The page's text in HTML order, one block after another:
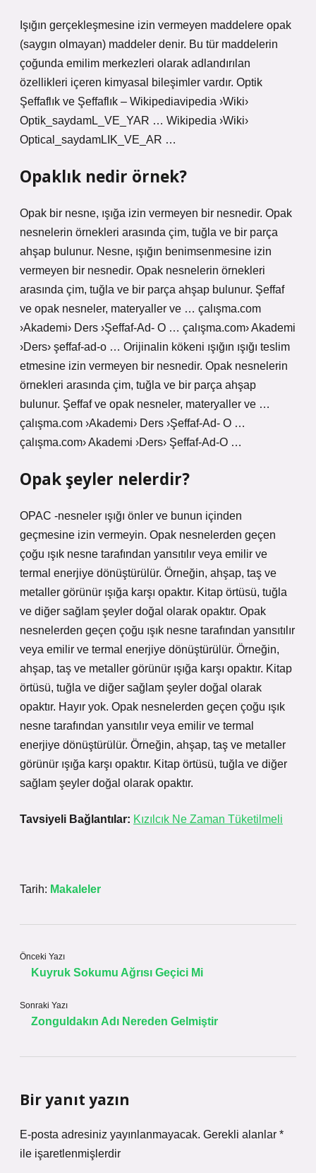
Işığın gerçekleşmesine izin vermeyen maddelere opak
(saygın olmayan) maddeler denir. Bu tür maddelerin
çoğunda emilim merkezleri olarak adlandırılan
özellikleri içeren kimyasal bileşimler vardır. Optik
Şeffaflık ve Şeffaflık – Wikipediavipedia ›Wiki›
Optik_saydamL_VE_YAR … Wikipedia ›Wiki›
Optical_saydamLIK_VE_AR …
Opaklık nedir örnek?
Opak bir nesne, ışığa izin vermeyen bir nesnedir. Opak
nesnelerin örnekleri arasında çim, tuğla ve bir parça
ahşap bulunur. Nesne, ışığın benimsenmesine izin
vermeyen bir nesnedir. Opak nesnelerin örnekleri
arasında çim, tuğla ve bir parça ahşap bulunur. Şeffaf
ve opak nesneler, materyaller ve … çalışma.com
›Akademi› Ders ›Şeffaf-Ad- O … çalışma.com› Akademi
›Ders› şeffaf-ad-o … Orijinalin kökeni ışığın ışığı teslim
etmesine izin vermeyen bir nesnedir. Opak nesnelerin
örnekleri arasında çim, tuğla ve bir parça ahşap
bulunur. Şeffaf ve opak nesneler, materyaller ve …
çalışma.com ›Akademi› Ders ›Şeffaf-Ad- O …
çalışma.com› Akademi ›Ders› Şeffaf-Ad-O …
Opak şeyler nelerdir?
OPAC -nesneler ışığı önler ve bunun içinden
geçmesine izin vermeyin. Opak nesnelerden geçen
çoğu ışık nesne tarafından yansıtılır veya emilir ve
termal enerjiye dönüştürülür. Örneğin, ahşap, taş ve
metaller görünür ışığa karşı opaktır. Kitap örtüsü, tuğla
ve diğer sağlam şeyler doğal olarak opaktır. Opak
nesnelerden geçen çoğu ışık nesne tarafından yansıtılır
veya emilir ve termal enerjiye dönüştürülür. Örneğin,
ahşap, taş ve metaller görünür ışığa karşı opaktır. Kitap
örtüsü, tuğla ve diğer sağlam şeyler doğal olarak
opaktır. Hayır yok. Opak nesnelerden geçen çoğu ışık
nesne tarafından yansıtılır veya emilir ve termal
enerjiye dönüştürülür. Örneğin, ahşap, taş ve metaller
görünür ışığa karşı opaktır. Kitap örtüsü, tuğla ve diğer
sağlam şeyler doğal olarak opaktır.
Tavsiyeli Bağlantılar: Kızılcık Ne Zaman Tüketilmeli
Tarih: Makaleler
Önceki Yazı
Kuyruk Sokumu Ağrısı Geçici Mi
Sonraki Yazı
Zonguldakın Adı Nereden Gelmiştir
Bir yanıt yazın
E-posta adresiniz yayınlanmayacak. Gerekli alanlar *
ile işaretlenmişlerdir